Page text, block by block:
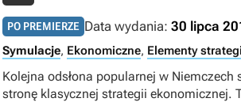
PO PREMIERZE Data wydania: 30 lipca
Symulacje, Ekonomiczne, Elementy
Kolejna odsłona popularnej w
stronę klasycznej strategii ekonomicznej.